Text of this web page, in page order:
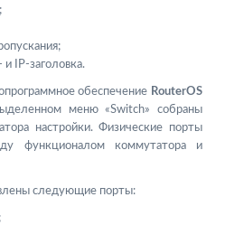
IP-заголовка.
обеспечение RouterOS
меню «Switch» собраны
настройки. Физические порты
функционалом коммутатора и
следующие порты: